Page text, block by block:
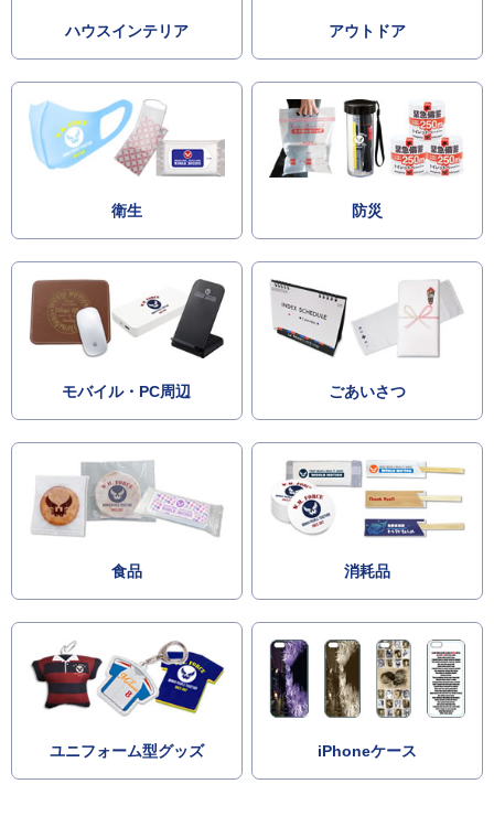
ハウスインテリア アウトドア
衛生 防災
モバイル・PC周辺 ごあいさつ
食品 消耗品
ユニフォーム型グッズ iPhoneケース